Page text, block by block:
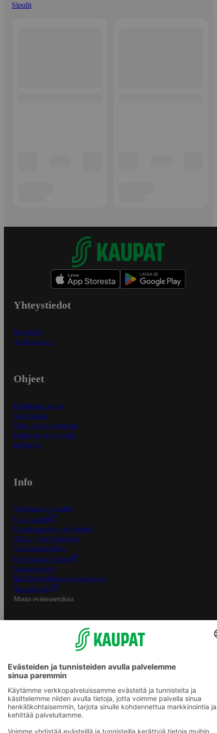
Sipulit
Yhteystiedot
Myymälät
Asiakaspalvelu
Ohjeet
Ensitilaajan ohjeet
Näin maksat
Näin tilaat ja muokkaat
Kaikki ohjeet ja vinkit
In English
Info
S-Business yrityksille
Oiva-raportit
Osuuskauppojen yhteystiedot
Tilaus- ja toimitusehdot
Tietosuojakäytäntö
Palvelun käyttöehdot
Saavutettavuus
Mobiilisovelluksen saavutettavuus
Mainostajalle
Muuta evästeasetuksia
S-ryhmän palvelut
S-ryhmä
Asiakasomistajuus
S-ostoslista -sovellus
Prisma.fi
Sokos.fi
S-Pankki